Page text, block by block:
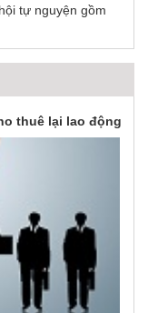
tự nguyện gồm
thuê lại lao động